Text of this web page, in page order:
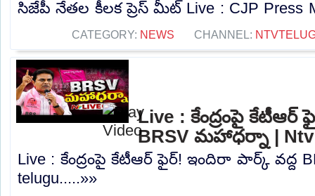
సిజేపీ నేతల కీలక ప్రెస్ మీట్ Live : CJP Press
CATEGORY: NEWS CHANNEL:
Live : కేంద్రంపై కేటీఆర్
BRSV మహాధర్నా |
Live : కేంద్రంపై కేటీఆర్ ఫైర్! ఇందిరా పార్క్ వద్ద
telugu.....»»